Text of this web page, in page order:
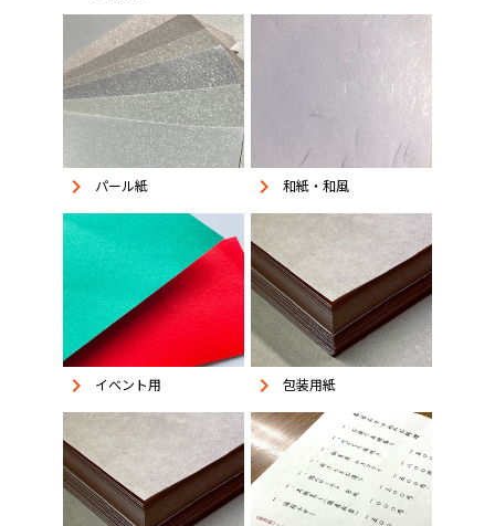
keyboard_arrow_right パール紙 keyboard_arrow_right 和紙・和風
keyboard_arrow_right イベント用 keyboard_arrow_right 包装用紙